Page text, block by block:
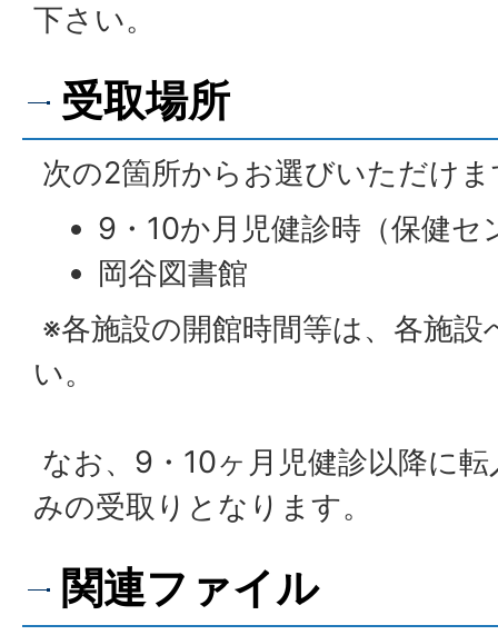
下さい。
受取場所
次の2箇所からお選びいただけ
9・10か月児健診時（保健セ
岡谷図書館
※各施設の開館時間等は、各施
い。
なお、9・10ヶ月児健診以降に
みの受取りとなります。
関連ファイル